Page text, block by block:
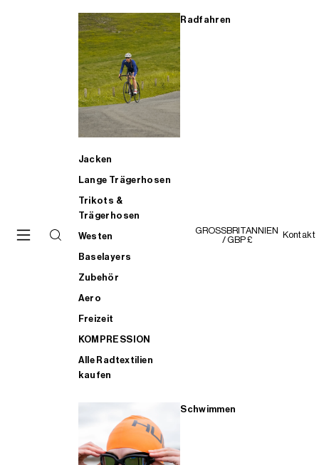
Radfahren
Jacken
Lange Trägerhosen
Trikots &
Trägerhosen
Westen
Baselayers
Zubehör
Aero
Freizeit
KOMPRESSION
Alle Radtextilien
kaufen
Schwimmen
GROSSBRITANNIEN
/ GBP £
Kontakt